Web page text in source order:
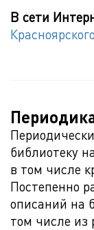
В сети
библиотеку
в том числе
Постепенно
описаний на
том числе из